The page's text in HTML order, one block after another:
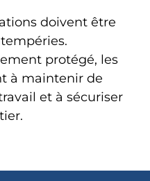
doivent être
protégé, les
à maintenir de
et à sécuriser